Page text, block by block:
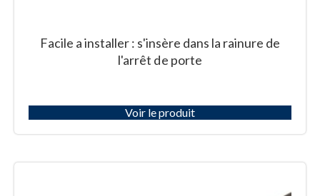
Facile a installer : s'insère dans la rainure de
l'arrêt de porte
Voir le produit